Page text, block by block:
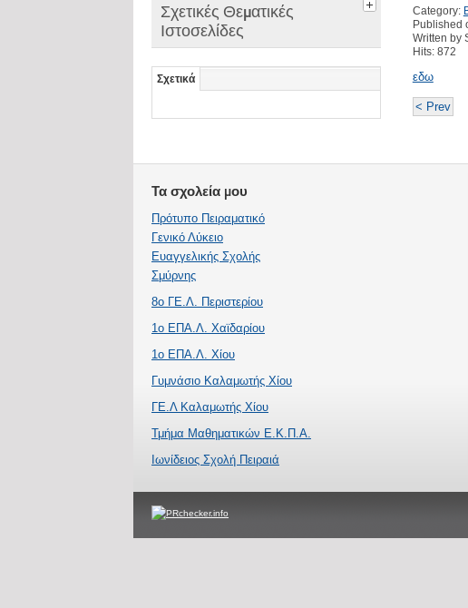
Σχετικές Θεματικές
Ιστοσελίδες
Σχετικά
Category:
Published
Written by
Hits: 872
εδω
< Prev
Τα σχολεία μου
Πρότυπο Πειραματικό
Γενικό Λύκειο
Ευαγγελικής Σχολής
Σμύρνης
8ο ΓΕ.Λ. Περιστερίου
1ο ΕΠΑ.Λ. Χαϊδαρίου
1ο ΕΠΑ.Λ. Χίου
Γυμνάσιο Καλαμωτής Χίου
ΓΕ.Λ Καλαμωτής Χίου
Τμήμα Μαθηματικών Ε.Κ.Π.Α.
Ιωνίδειος Σχολή Πειραιά